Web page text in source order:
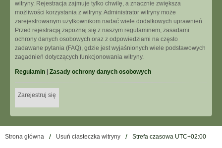
witryny. Rejestracja zajmuje tylko chwilę, a znacznie zwiększa
możliwości korzystania z witryny. Administrator witryny może
zarejestrowanym użytkownikom nadać wiele dodatkowych uprawnień.
Przed rejestracją zapoznaj się z naszym regulaminem, zasadami
ochrony danych osobowych oraz z odpowiedziami na często
zadawane pytania (FAQ), gdzie jest wyjaśnionych wiele podstawowych
zagadnień dotyczących funkcjonowania witryny.
Regulamin Zasady ochrony danych osobowych
Zarejestruj się
Strona główna Usuń ciasteczka witryny Strefa czasowa UTC+02:00